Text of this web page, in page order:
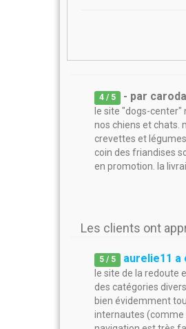
4 / 5 - par
le site "dogs-
nos chiens et chats.
crevettes et
coin des friandises
en promotion. la
Les clients ont
5 / 5 aurelie11 a
le site de la redoute
des catégories
bien évidemment
internautes (comme